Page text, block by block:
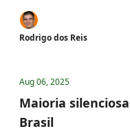
estratégicos e éticos
Rodrigo dos Reis
Aug 06, 2025
Maioria
Brasil